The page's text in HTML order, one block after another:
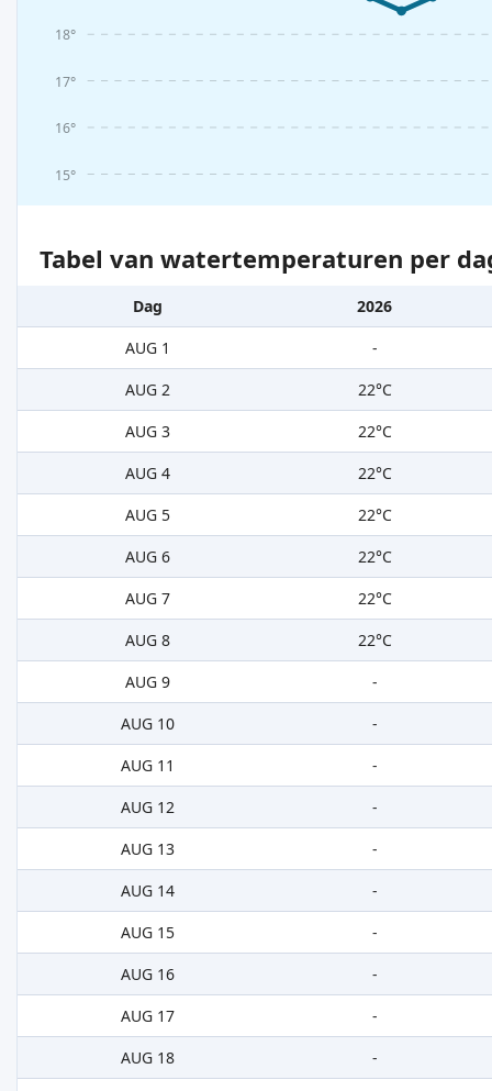
15°
16°
17°
18°
Tabel van watertemperaturen per
Dag
2026
AUG 1
-
AUG 2
22°C
AUG 3
22°C
AUG 4
22°C
AUG 5
22°C
AUG 6
22°C
AUG 7
22°C
AUG 8
22°C
AUG 9
-
AUG 10
-
AUG 11
-
AUG 12
-
AUG 13
-
AUG 14
-
AUG 15
-
AUG 16
-
AUG 17
-
AUG 18
-